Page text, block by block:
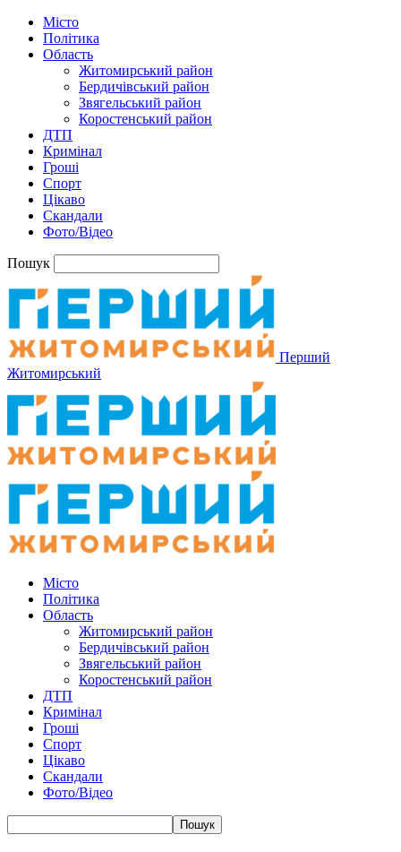
Місто
Політика
Область
Житомирський район
Бердичівський район
Звягельський район
Коростенський район
ДТП
Кримінал
Гроші
Спорт
Цікаво
Скандали
Фото/Відео
Пошук
Перший
Житомирський
Місто
Політика
Область
Житомирський район
Бердичівський район
Звягельський район
Коростенський район
ДТП
Кримінал
Гроші
Спорт
Цікаво
Скандали
Фото/Відео